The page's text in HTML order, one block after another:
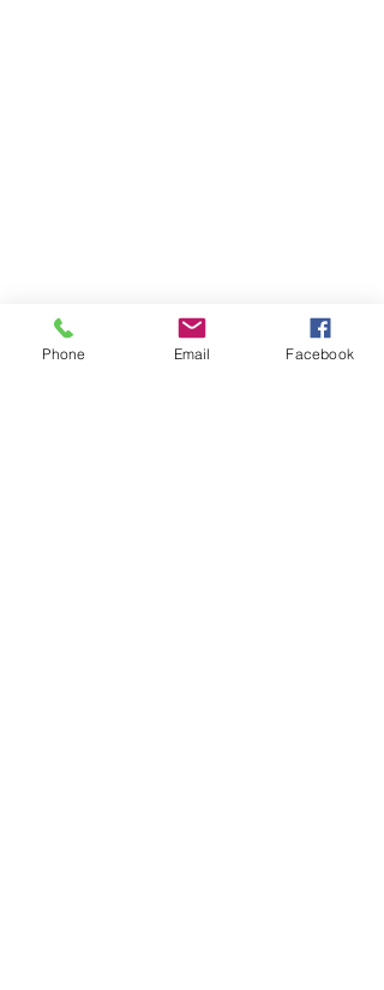
Phone Email Facebook